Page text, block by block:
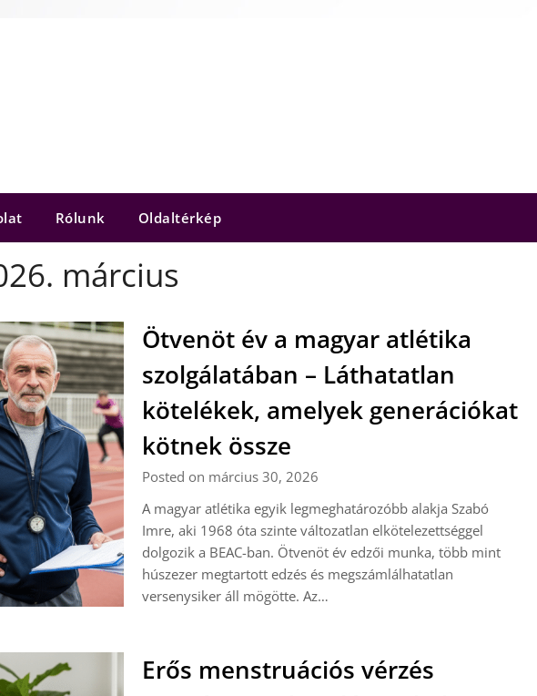
Rólunk Oldaltérkép
március
Ötvenöt év a magyar atlétika
szolgálatában – Láthatatlan
kötelékek, amelyek generációkat
kötnek össze
Posted on március 30, 2026
A magyar atlétika egyik legmeghatározóbb alakja Szabó
Imre, aki 1968 óta szinte változatlan elkötelezettséggel
dolgozik a BEAC-ban. Ötvenöt év edzői munka, több mint
húszezer megtartott edzés és megszámlálhatatlan
versenysiker áll mögötte. Az…
Erős menstruációs vérzés